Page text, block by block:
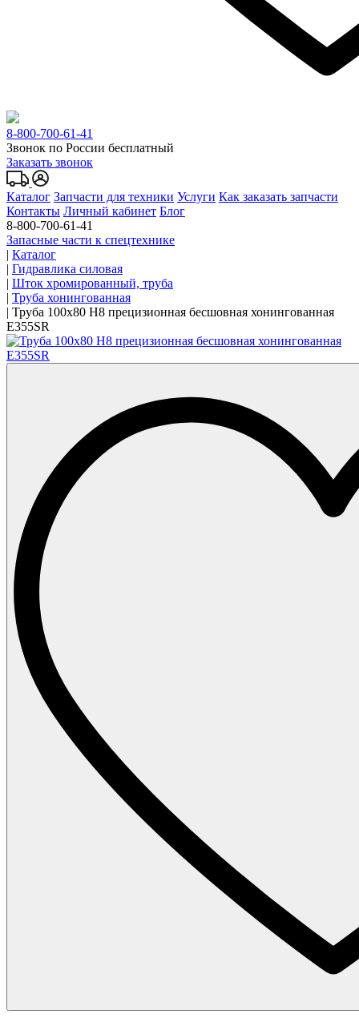
8-800-700-61-41
Звонок по России бесплатный
Заказать звонок
Каталог Запчасти для техники Услуги Как заказать запчасти
Контакты Личный кабинет Блог
8-800-700-61-41
Запасные части к спецтехнике
| Каталог
| Гидравлика силовая
| Шток хромированный, труба
| Труба хонингованная
| Труба 100x80 Н8 прецизионная бесшовная хонингованная
Е355SR